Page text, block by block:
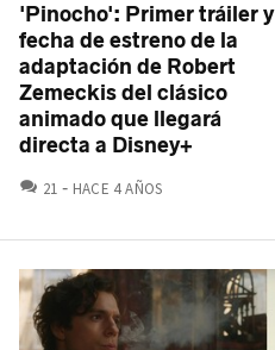
'Pinocho': Primer tráiler y
fecha de estreno de la
adaptación de Robert
Zemeckis del clásico
animado que llegará
directa a Disney+
21 COMENTARIOS
HACE 4 AÑOS